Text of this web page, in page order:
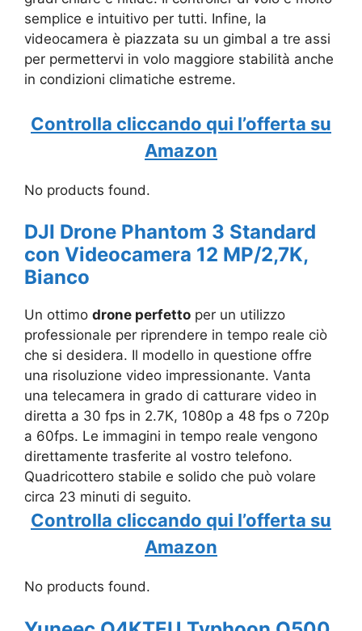
semplice e intuitivo per tutti. Infine, la
videocamera è piazzata su un gimbal a tre assi
per permettervi in volo maggiore stabilità anche
in condizioni climatiche estreme.
Controlla cliccando qui l’offerta su
Amazon
No products found.
DJI Drone Phantom 3 Standard
con Videocamera 12 MP/2,7K,
Bianco
Un ottimo drone perfetto per un utilizzo
professionale per riprendere in tempo reale ciò
che si desidera. Il modello in questione offre
una risoluzione video impressionante. Vanta
una telecamera in grado di catturare video in
diretta a 30 fps in 2.7K, 1080p a 48 fps o 720p
a 60fps. Le immagini in tempo reale vengono
direttamente trasferite al vostro telefono.
Quadricottero stabile e solido che può volare
circa 23 minuti di seguito.
Controlla cliccando qui l’offerta su
Amazon
No products found.